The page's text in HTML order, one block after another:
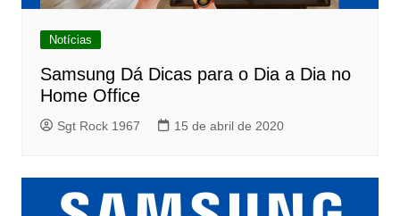
Notícias
Samsung Dá Dicas para o Dia a Dia no
Home Office
Sgt Rock 1967 15 de abril de 2020